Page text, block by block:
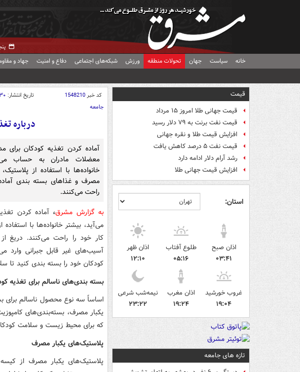
خانه سیاست جهان تحولات منطقه ورزش شبکه‌های اجتماعی دفاع و امنیت جهاد و
قیمت
قیمت جهانی طلا امروز ۱۵ مرداد
قیمت نفت برنت به ۷۹ دلار رسید
افزایش قیمت طلا و نقره جهانی
قیمت نفت ۵ درصد کاهش یافت
رشد آرام دلار ادامه دارد
افزایش قیمت جهانی طلا
استان:
اذان صبح
۰۳:۴۱
طلوع آفتاب
۰۵:۱۶
اذان ظهر
۱۲:۱۰
غروب خورشید
۱۹:۰۴
اذان مغرب
۱۹:۲۴
نیمه‌شب شرعی
۲۳:۲۲
تازه های جامعه
کد خبر1548210 تاریخ انتشار: ۳۰ آبان ۱۴۰۲ - ۰۴:۳۰
جامعه
درباره
آماده کردن تغذیه کودکان برای
معضلات مادران به حساب
خانواده‌ها با استفاده از
مصرف و غذاهای بسته بندی
راحت می‌کنند.
به گزارش مشرق،آماده کردن
می‌آید، بیشتر خانواده‌ها با
کار خود را راحت می‌کنند. دریغ
آسیب‌های غیر قابل جبرانی وارد
کودکان خود را بسته بندی کنید
بسته بندی‌های ناسالم برای تغذیه
اساساً سه نوع محصول ناسالم برای
یکبار مصرف، بسته‌بندی‌های
که برای محیط زیست و سلامت
پلاستیک‌های یکبار مصرف
پلاستیک‌های یکبار مصرف از